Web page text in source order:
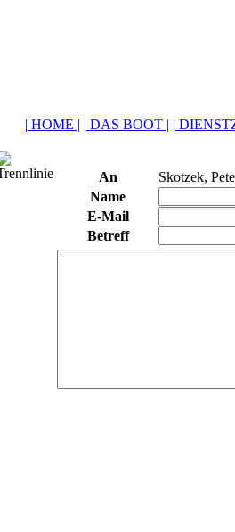
| HOME | | DAS BOOT | |
An
Skotzek,
Name
E-Mail
Betreff